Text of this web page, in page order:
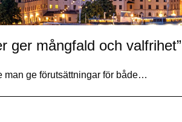
ger mångfald och valfrihet”
man ge förutsättningar för både…